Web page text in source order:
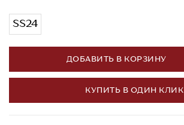
SS24
ДОБАВИТЬ В КОРЗИНУ
КУПИТЬ В ОДИН КЛИК